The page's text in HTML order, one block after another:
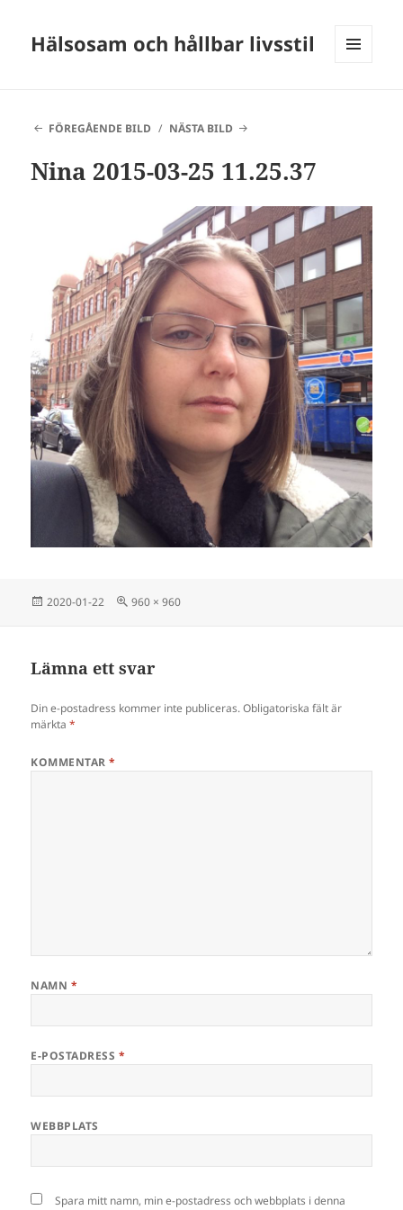
Hälsosam och hållbar livsstil
FÖREGÅENDE BILD
NÄSTA BILD
Nina 2015-03-25 11.25.37
Postat
2020-01-22
Full
960 × 960
Lämna ett svar
Din e-postadress kommer inte publiceras. Obligatoriska fält är
märkta*
KOMMENTAR*
NAMN *
E-POSTADRESS *
WEBBPLATS
Spara mitt namn, min e-postadress och webbplats i denna